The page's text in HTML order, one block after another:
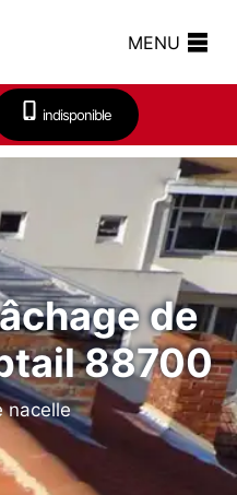
MENU
indisponible
de
88700
nacelle